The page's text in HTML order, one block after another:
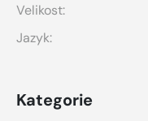
Velikost:
Jazyk:
Kategorie